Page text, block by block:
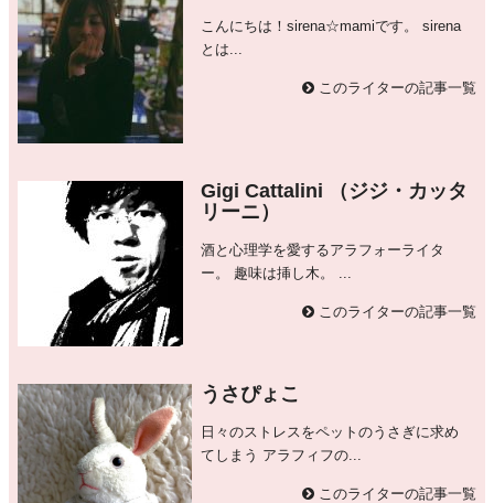
こんにちは！sirena☆mamiです。 sirena
とは...
このライターの記事一覧
Gigi Cattalini （ジジ・カッタ
リーニ）
酒と心理学を愛するアラフォーライタ
ー。 趣味は挿し木。 ...
このライターの記事一覧
うさぴょこ
日々のストレスをペットのうさぎに求め
てしまう アラフィフの...
このライターの記事一覧